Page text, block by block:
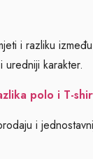
i razliku
uredniji karakter.
polo i T-
i